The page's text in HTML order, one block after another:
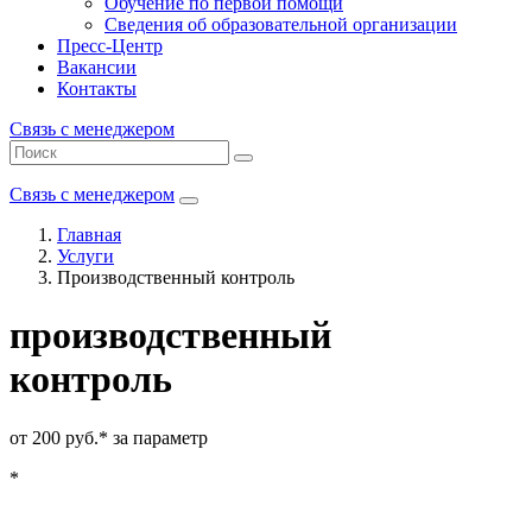
Сведения об образовательной организации
Пресс-Центр
Вакансии
Контакты
Связь с менеджером
Связь с менеджером
Главная
Услуги
Производственный контроль
производственный
контроль
от 200 руб.* за параметр
*